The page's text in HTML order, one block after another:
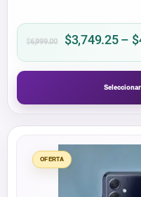
$6,999.00 $3,749.25 – $
Este
producto
múltiples
variantes.
Las
OFERTA